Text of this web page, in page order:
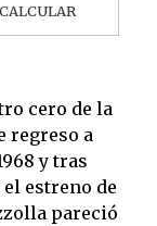
CALCULAR
cero de la
regreso a
y tras
estreno de
pareció